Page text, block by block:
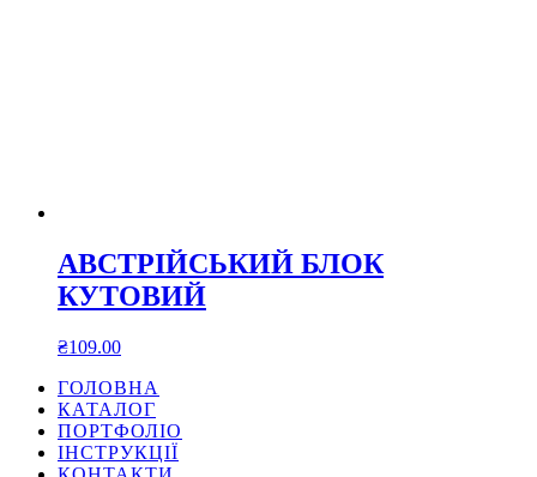
АВСТРІЙСЬКИЙ БЛОК
КУТОВИЙ
₴109.00
ГОЛОВНА
КАТАЛОГ
ПОРТФОЛІО
ІНСТРУКЦІЇ